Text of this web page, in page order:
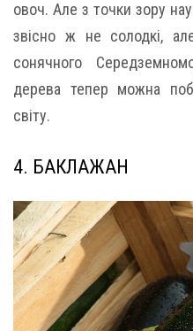
овоч. Але з точки зору
звісно ж не солодкі,
сонячного
дерева тепер можна
світу.
4. БАКЛАЖАН